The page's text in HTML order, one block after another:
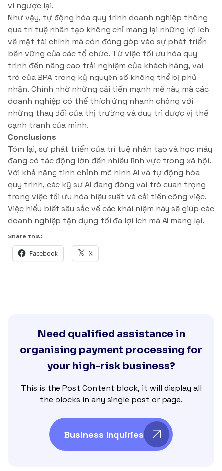
vì ngược lại.
Như vậy, tự động hóa quy trình doanh nghiệp thông
qua trí tuệ nhân tạo không chỉ mang lại những lợi ích
về mặt tài chính mà còn đóng góp vào sự phát triển
bền vững của các tổ chức. Từ việc tối ưu hóa quy
trình đến nâng cao trải nghiệm của khách hàng, vai
trò của BPA trong kỷ nguyên số không thể bị phủ
nhận. Chính nhờ những cải tiến mạnh mẽ này mà các
doanh nghiệp có thể thích ứng nhanh chóng với
những thay đổi của thị trường và duy trì được vị thế
cạnh tranh của mình.
Conclusions
Tóm lại, sự phát triển của trí tuệ nhân tạo và học máy
đang có tác động lớn đến nhiều lĩnh vực trong xã hội.
Với khả năng tinh chỉnh mô hình AI và tự động hóa
quy trình, các kỹ sư AI đang đóng vai trò quan trọng
trong việc tối ưu hóa hiệu suất và cải tiến công việc.
Việc hiểu biết sâu sắc về các khái niệm này sẽ giúp các
doanh nghiệp tận dụng tối đa lợi ích mà AI mang lại.
Share this:
Facebook X
Need qualified assistance in
organising payment processing for
your high-risk business?
This is the Post Content block, it will display all
the blocks in any single post or page.
Business Inquiries